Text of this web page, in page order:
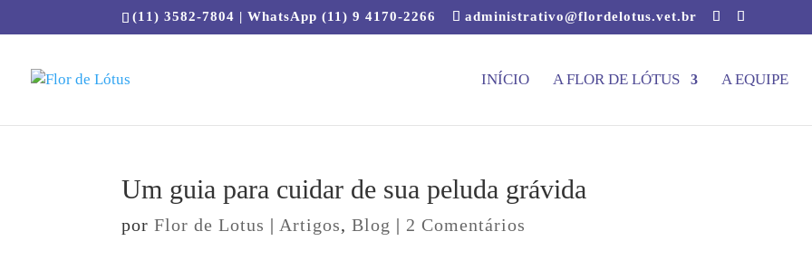
(11) 3582-7804 | WhatsApp (11) 9 4170-2266 administrativo@flordelotus.vet.br
INÍCIO A FLOR DE LÓTUS A EQUIPE
Um guia para cuidar de sua peluda grávida
porFlor de Lotus | Artigos,Blog | 2 Comentários